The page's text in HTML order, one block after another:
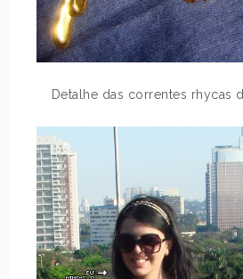
Detalhe das correntes rhycas